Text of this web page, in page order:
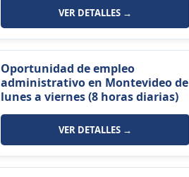
VER DETALLES →
Oportunidad de empleo
administrativo en Montevideo de
lunes a viernes (8 horas diarias)
VER DETALLES →